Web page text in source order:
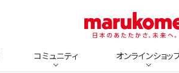
コミュニティ オンラインショッ